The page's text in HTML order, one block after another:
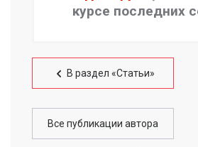
курсе последних
В раздел «Статьи»
Все публикации автора